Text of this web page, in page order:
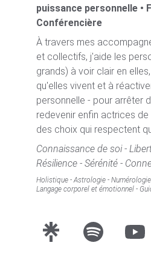
puissance personnelle •
Conférencière
À travers mes
et collectifs, j'aide les
grands) à voir clair en
qu'elles vivent et à
personnelle - pour arrêter
redevenir enfin actrices de
des choix qui respectent
Connaissance de soi -
Résilience - Sérénité -
Holistique - Astrologie -
Langage corporel et émotionnel -